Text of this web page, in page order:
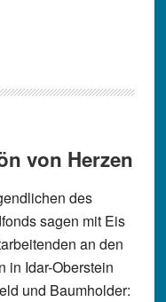
von Herzen
des
sagen mit Eis
an den
in Idar-Oberstein
und Baumholder: